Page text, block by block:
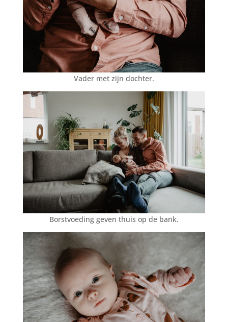
Vader met zijn dochter.
Borstvoeding geven thuis op de bank.